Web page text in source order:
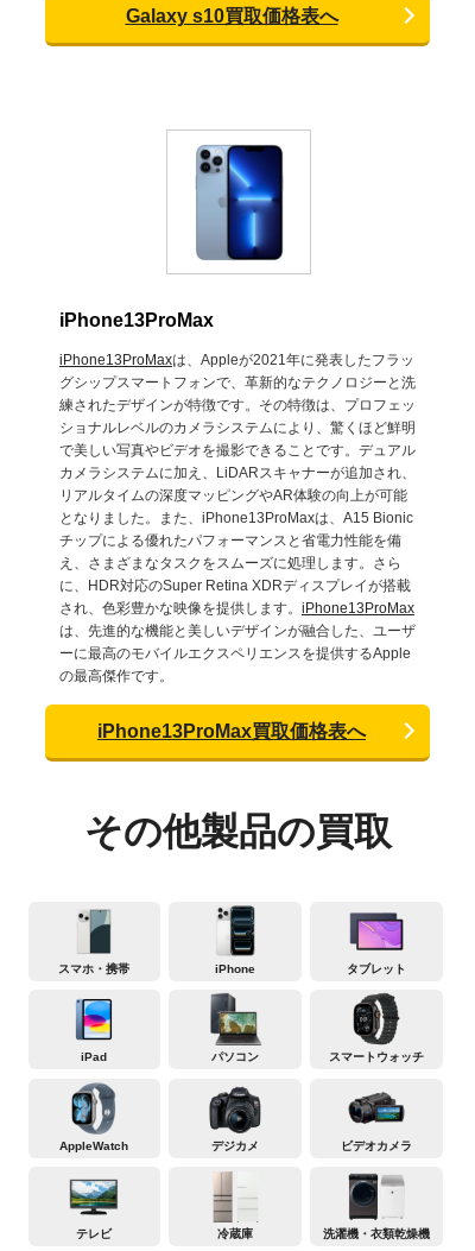
Galaxy s10買取価格表へ
iPhone13ProMax
iPhone13ProMaxは、Appleが2021年に発表したフラッ
グシップスマートフォンで、革新的なテクノロジーと洗
練されたデザインが特徴です。その特徴は、プロフェッ
ショナルレベルのカメラシステムにより、驚くほど鮮明
で美しい写真やビデオを撮影できることです。デュアル
カメラシステムに加え、LiDARスキャナーが追加され、
リアルタイムの深度マッピングやAR体験の向上が可能
となりました。また、iPhone13ProMaxは、A15 Bionic
チップによる優れたパフォーマンスと省電力性能を備
え、さまざまなタスクをスムーズに処理します。さら
に、HDR対応のSuper Retina XDRディスプレイが搭載
され、色彩豊かな映像を提供します。 iPhone13ProMax
は、先進的な機能と美しいデザインが融合した、ユーザ
ーに最高のモバイルエクスペリエンスを提供するApple
の最高傑作です。
iPhone13ProMax買取価格表へ
その他製品の買取
スマホ・携帯 iPhone タブレット
iPad パソコン スマートウォッチ
AppleWatch デジカメ ビデオカメラ
テレビ 冷蔵庫 洗濯機・衣類乾燥機